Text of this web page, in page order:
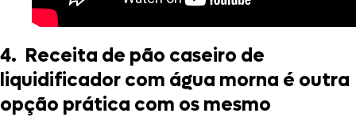
4. Receita de pão caseiro de
liquidificador com água morna é outra
opção prática com os mesmo